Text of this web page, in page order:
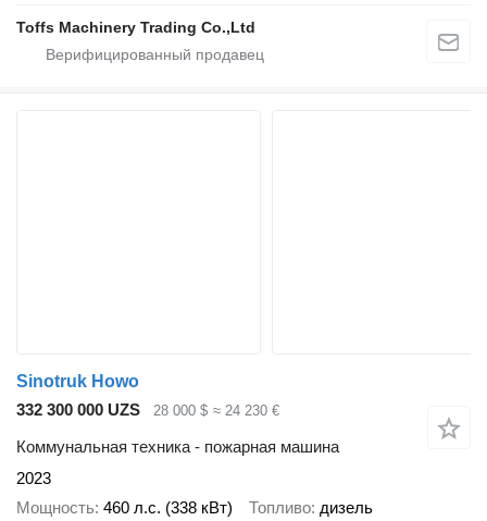
Toffs Machinery Trading Co.,Ltd
Sinotruk Howo
332 300 000 UZS
28 000 $ ≈ 24 230 €
Коммунальная техника - пожарная машина
2023
Мощность 460 л.с. (338 кВт) Топливо дизель